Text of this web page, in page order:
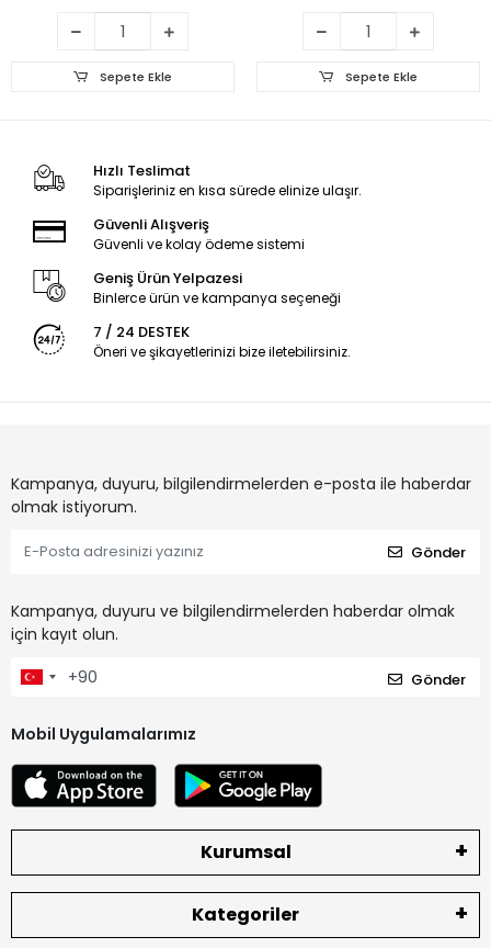
Sepete Ekle Sepete Ekle
Hızlı Teslimat
Siparişleriniz en kısa sürede elinize ulaşır.
Güvenli Alışveriş
Güvenli ve kolay ödeme sistemi
Geniş Ürün Yelpazesi
Binlerce ürün ve kampanya seçeneği
7 / 24 DESTEK
Öneri ve şikayetlerinizi bize iletebilirsiniz.
Kampanya, duyuru, bilgilendirmelerden e-posta ile haberdar
olmak istiyorum.
Gönder
Kampanya, duyuru ve bilgilendirmelerden haberdar olmak
için kayıt olun.
Gönder
Mobil Uygulamalarımız
Kurumsal
Kategoriler